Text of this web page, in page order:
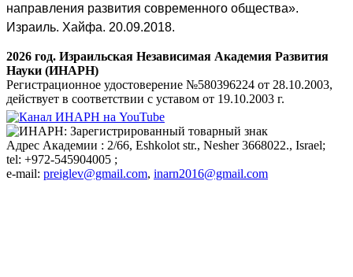
направления развития современного общества».
Израиль. Хайфа. 20.09.2018.
2026 год. Израильская Независимая Академия Развития
Науки (ИНАРН)
Регистрационное удостоверение №580396224 от 28.10.2003,
действует в соответствии с уставом от 19.10.2003 г.
Aдрес Академии : 2/66, Eshkolot str., Nesher 3668022., Israel;
tel: +972-545904005 ;
e-mail: preiglev@gmail.com, inarn2016@gmail.com